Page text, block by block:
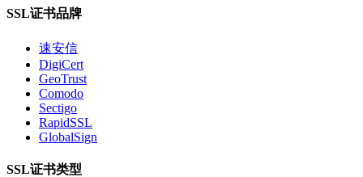
SSL证书品牌
速安信
DigiCert
GeoTrust
Comodo
Sectigo
RapidSSL
GlobalSign
SSL证书类型